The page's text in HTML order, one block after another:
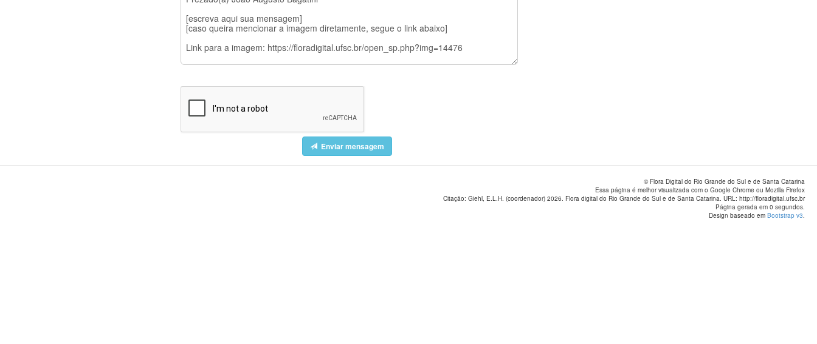
Enviar mensagem
© Flora Digital do Rio Grande do Sul e de Santa Catarina
Essa página é melhor visualizada com o Google Chrome ou Mozilla Firefox
Citação: Giehl, E.L.H. (coordenador) 2026. Flora digital do Rio Grande do Sul e de Santa Catarina. URL: http://floradigital.ufsc.br
Página gerada em 0 segundos.
Design baseado em Bootstrap v3.